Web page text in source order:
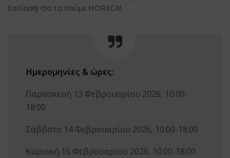
Εστίαση! Θα τα πούμε HORECA!
Ημερομηνίες & ώρες:
Παρασκευή 13 Φεβρουαρίου 2026, 10:00-
18:00
Σάββατο 14 Φεβρουαρίου 2026, 10:00-18:00
Κυριακή 15 Φεβρουαρίου 2026, 10:00-18:00